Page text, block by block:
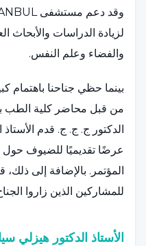
لزيادة الدراسات والأبحاث
والفضاء وعلم النفس.
بينما حظي جناحنا باهتمام
من قبل محاضر كلية الطب
الدكتور ج. ج. ج. قدم
عرضًا تقديميًا للضيوف
المؤتمر. بالإضافة إلى
للمشاركين الذين زاروا
الأستاذ الدكتور هيزلي